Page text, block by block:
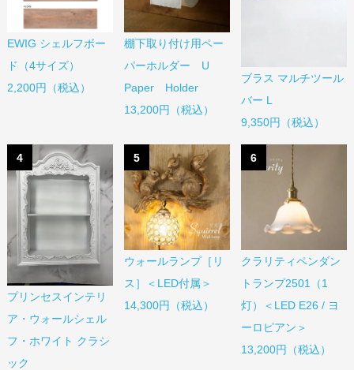
EWIG シェルフボー
ド（4サイズ）
2,200円（税込）
棚下取り付け用ペー
パーホルダー U
Paper Holder
13,200円（税込）
ブラス マルチツール
バー L
9,350円（税込）
4
プリンセスインテリ
ア・ウォールシェル
フ・ホワイト クラシ
ック
5
ウォールランプ［リ
ス］＜LED付属＞
14,300円（税込）
6
クラリティペンダン
トランプ2501（1
灯）＜LED E26 / ヨ
ーロピアン＞
13,200円（税込）